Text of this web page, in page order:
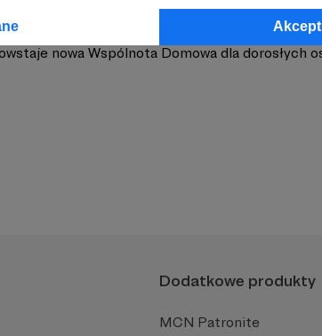
nowa Wspólnota Domowa dla dorosłych
Dodatkowe produkty
MCN Patronite